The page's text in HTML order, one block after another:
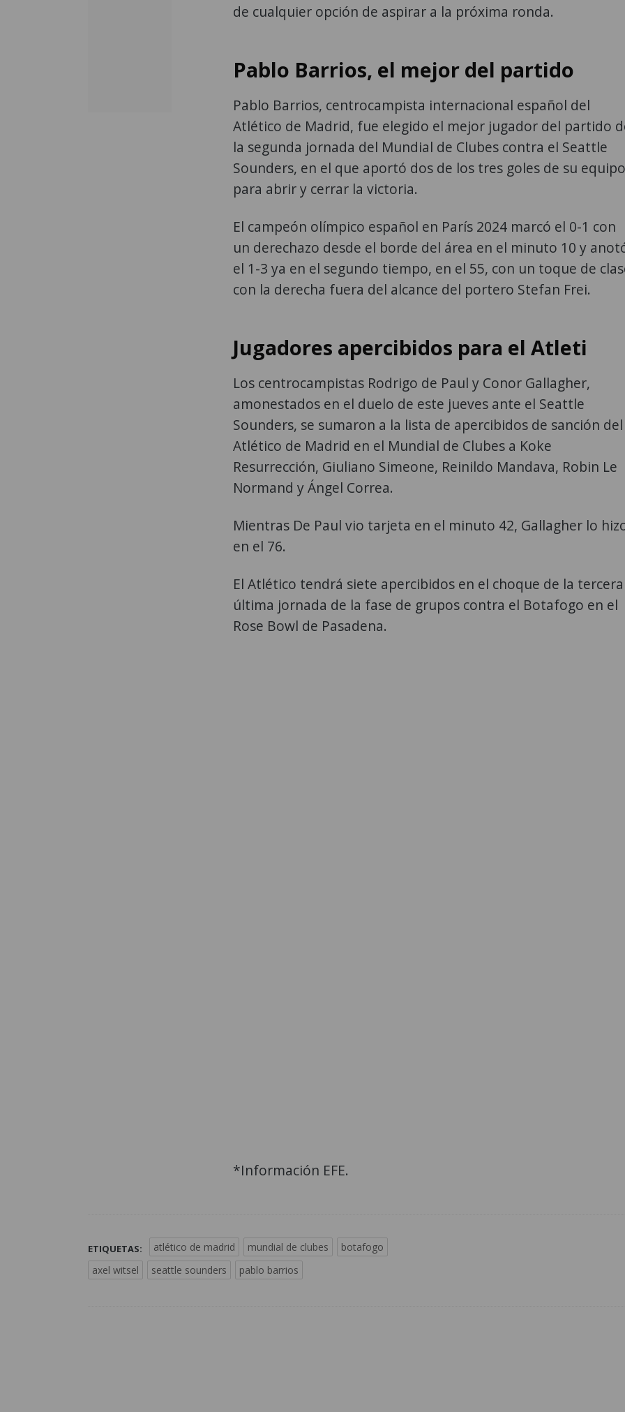
de cualquier opción de aspirar a la próxima ronda.
Pablo Barrios, el mejor del partido
Pablo Barrios, centrocampista internacional español del
Atlético de Madrid, fue elegido el mejor jugador del partido
la segunda jornada del Mundial de Clubes contra el Seattle
Sounders, en el que aportó dos de los tres goles de su equipo
para abrir y cerrar la victoria.
El campeón olímpico español en París 2024 marcó el 0-1 con
un derechazo desde el borde del área en el minuto 10 y
el 1-3 ya en el segundo tiempo, en el 55, con un toque de
con la derecha fuera del alcance del portero Stefan Frei.
Jugadores apercibidos para el Atleti
Los centrocampistas Rodrigo de Paul y Conor Gallagher,
amonestados en el duelo de este jueves ante el Seattle
Sounders, se sumaron a la lista de apercibidos de sanción del
Atlético de Madrid en el Mundial de Clubes a Koke
Resurrección, Giuliano Simeone, Reinildo Mandava, Robin Le
Normand y Ángel Correa.
Mientras De Paul vio tarjeta en el minuto 42, Gallagher lo
en el 76.
El Atlético tendrá siete apercibidos en el choque de la
última jornada de la fase de grupos contra el Botafogo en el
Rose Bowl de Pasadena.
*Información EFE.
ETIQUETAS: atlético de madrid mundial de clubes
botafogo
axel witsel
seattle sounders pablo barrios